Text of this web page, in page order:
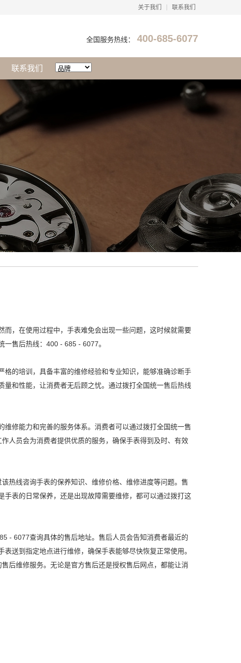
关于我们 联系我们
全国服务热线： 400-685-6077
联系我们
，在使用过程中，手表难免会出现一些问题，这时候就需要
售后热线：400 - 685 - 6077。
的培训，具备丰富的维修经验和专业知识，能够准确诊断手
和性能，让消费者无后顾之忧。通过拨打全国统一售后热线
修能力和完善的服务体系。消费者可以通过拨打全国统一售
人员会为消费者提供优质的服务，确保手表得到及时、有效
热线咨询手表的保养知识、维修价格、维修进度等问题。售
表的日常保养，还是出现故障需要维修，都可以通过拨打这
- 6077查询具体的售后地址。售后人员会告知消费者最近的
送到指定地点进行维修，确保手表能够尽快恢复正常使用。
后维修服务。无论是官方售后还是授权售后网点，都能让消